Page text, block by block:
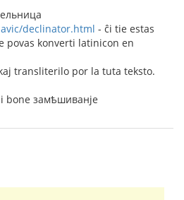
declinator.html - ĉi tie estas
povas konverti latinicon en
transliterilo por la tuta teksto.
bone замѣшиванje